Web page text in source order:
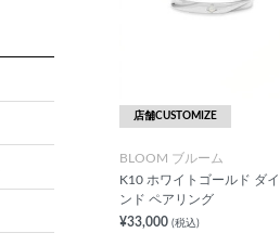
店舗CUSTOMIZE
BLOOM ブルーム
K10 ホワイトゴールド ダ
ンド ペアリング
¥33,000 (税込)